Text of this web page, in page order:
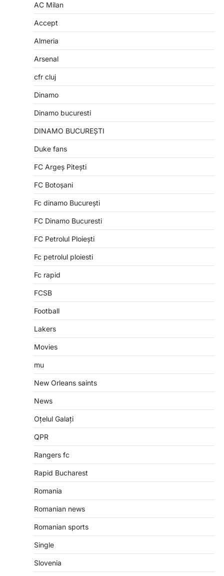
AC Milan
Accept
Almeria
Arsenal
cfr cluj
Dinamo
Dinamo bucuresti
DINAMO BUCUREȘTI
Duke fans
FC Argeș Pitești
FC Botoșani
Fc dinamo București
FC Dinamo Bucuresti
FC Petrolul Ploiești
Fc petrolul ploiesti
Fc rapid
FCSB
Football
Lakers
Movies
mu
New Orleans saints
News
Oțelul Galați
QPR
Rangers fc
Rapid Bucharest
Romania
Romanian news
Romanian sports
Single
Slovenia